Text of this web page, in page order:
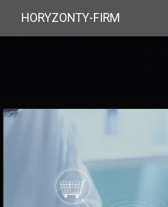
HORYZONTY-FIRM